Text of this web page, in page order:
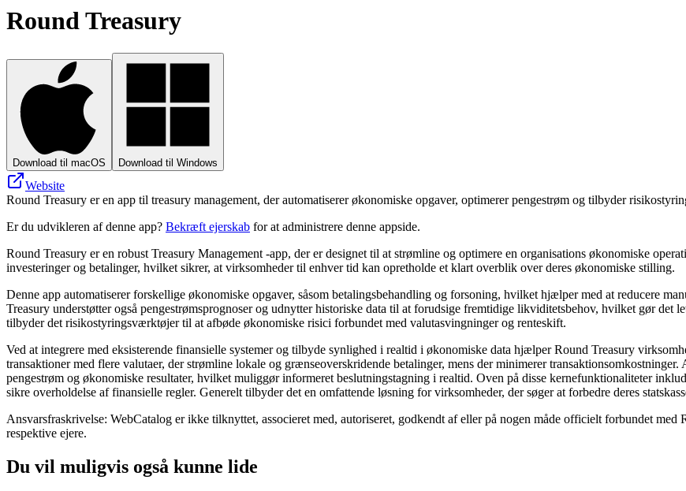
Round Treasury
Download til macOS Download til Windows
Website
Round Treasury er en app til treasury management, der automatiserer økonomiske opgaver, optimerer pengestrøm og tilbyder
Er du udvikleren af denne app? Bekræft ejerskab for at administrere denne appside.
Round Treasury er en robust Treasury Management -app, der er designet til at strømline og optimere en organisations økonomiske
investeringer og betalinger, hvilket sikrer, at virksomheder til enhver tid kan opretholde et klart overblik over deres økonomiske stilling.
Denne app automatiserer forskellige økonomiske opgaver, såsom betalingsbehandling og forsoning, hvilket hjælper med at reducere
Treasury understøtter også pengestrømsprognoser og udnytter historiske data til at forudsige fremtidige likviditetsbehov, hvilket gør
tilbyder det risikostyringsværktøjer til at afbøde økonomiske risici forbundet med valutasvingninger og renteskift.
Ved at integrere med eksisterende finansielle systemer og tilbyde synlighed i realtid i økonomiske data hjælper Round Treasury
transaktioner med flere valutaer, der strømline lokale og grænseoverskridende betalinger, mens der minimerer
pengestrøm og økonomiske resultater, hvilket muliggør informeret beslutningstagning i realtid. Oven på disse kernefunktionaliteter
sikre overholdelse af finansielle regler. Generelt tilbyder det en omfattende løsning for virksomheder, der søger at forbedre deres
Ansvarsfraskrivelse: WebCatalog er ikke tilknyttet, associeret med, autoriseret, godkendt af eller på nogen måde officielt forbundet
respektive ejere.
Du vil muligvis også kunne lide